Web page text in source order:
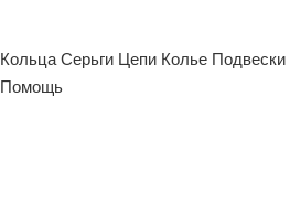
Кольца Серьги Цепи Колье Подвески
Помощь